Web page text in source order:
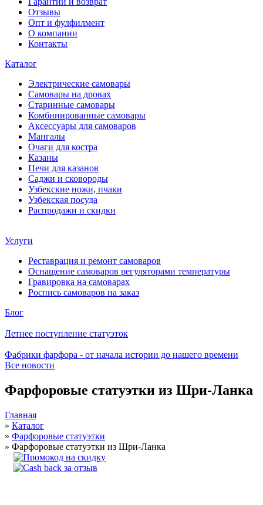
Отзывы
Опт и фулфилмент
О компании
Контакты
Каталог
Электрические самовары
Cамовары на дровах
Старинные самовары
Комбинированные самовары
Аксессуары для самоваров
Мангалы
Очаги для костра
Казаны
Печи для казанов
Саджи и сковороды
Узбекские ножи, пчаки
Узбекская посуда
Распродажи и скидки
Услуги
Реставрация и ремонт самоваров
Оснащение самоваров регуляторами температуры
Гравировка на самоварах
Роспись самоваров на заказ
Блог
Летнее поступление статуэток
Фабрики фарфора - от начала истории до нашего времени
Все новости
Фарфоровые статуэтки из Шри-Ланка
Главная
» Каталог
» Фарфоровые статуэтки
» Фарфоровые статуэтки из Шри-Ланка